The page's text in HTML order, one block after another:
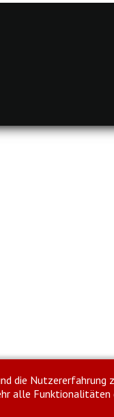
die Nutzererfahrung
alle